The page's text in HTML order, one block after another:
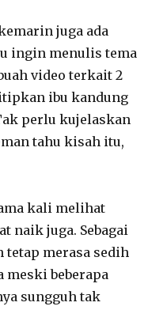
juga ada
ingin menulis tema
video terkait 2
ibu kandung
perlu kujelaskan
tahu kisah itu,
kali melihat
naik juga. Sebagai
tetap merasa sedih
meski beberapa
sungguh tak